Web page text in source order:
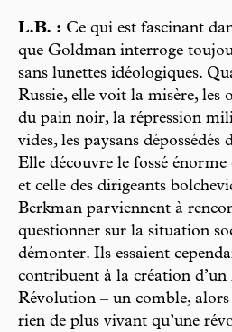
L.B. : Ce qui est fascinant
que Goldman interroge
sans lunettes idéologiques.
Russie, elle voit la misère, les
du pain noir, la répression
vides, les paysans
Elle découvre le fossé
et celle des dirigeants
Berkman parviennent à
questionner sur la situation
démonter. Ils essaient
contribuent à la création d’un
Révolution – un comble,
rien de plus vivant qu’une